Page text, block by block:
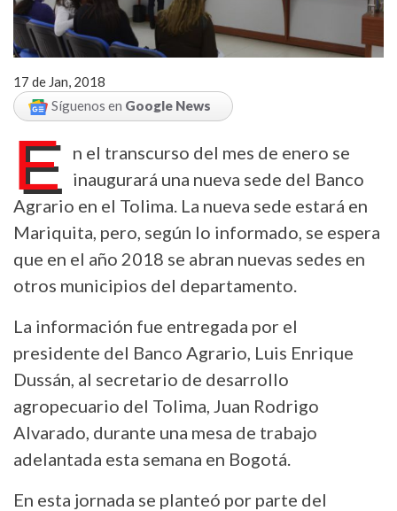
17 de Jan, 2018
Síguenos en Google News
E
n el transcurso del mes de enero se
inaugurará una nueva sede del Banco
Agrario en el Tolima. La nueva sede estará en
Mariquita, pero, según lo informado, se espera
que en el año 2018 se abran nuevas sedes en
otros municipios del departamento.
La información fue entregada por el
presidente del Banco Agrario, Luis Enrique
Dussán, al secretario de desarrollo
agropecuario del Tolima, Juan Rodrigo
Alvarado, durante una mesa de trabajo
adelantada esta semana en Bogotá.
En esta jornada se planteó por parte del